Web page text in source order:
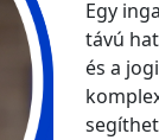
Egy
távú
és a